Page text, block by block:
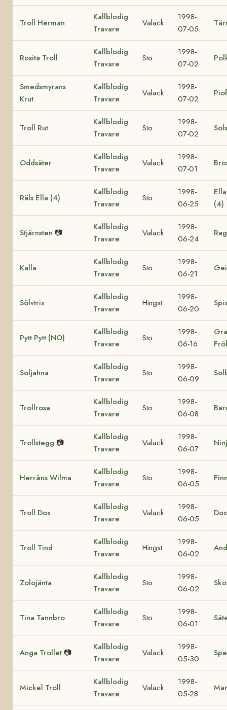
Troll Herman
Kallblodig
Travare
Valack
1998-
07-05
Rosita Troll
Kallblodig
Travare
Sto
1998-
07-02
Smedsmyrans
Krut
Kallblodig
Travare
Valack
1998-
07-02
Troll Rut
Kallblodig
Travare
Sto
1998-
07-02
Oddsäter
Kallblodig
Travare
Valack
1998-
07-01
Räls Ella (4)
Kallblodig
Travare
Sto
1998-
06-25
(4)
Stjärnsten 📷
Kallblodig
Travare
Valack
1998-
06-24
Kalla
Kallblodig
Travare
Sto
1998-
06-21
Sölvtrix
Kallblodig
Travare
Hingst
1998-
06-20
Pytt Pytt (NO)
Kallblodig
Travare
Sto
1998-
06-16
Soljahna
Kallblodig
Travare
Sto
1998-
06-09
Trollrosa
Kallblodig
Travare
Sto
1998-
06-08
Trollstegg 📷
Kallblodig
Travare
Valack
1998-
06-07
Herråns Wilma
Kallblodig
Travare
Sto
1998-
06-05
Troll Dox
Kallblodig
Travare
Valack
1998-
06-05
Troll Tind
Kallblodig
Travare
Hingst
1998-
06-02
Zolojänta
Kallblodig
Travare
Sto
1998-
06-02
Tina Tannbro
Kallblodig
Travare
Sto
1998-
06-01
Änga Trollet 📷
Kallblodig
Travare
Valack
1998-
05-30
Mickel Troll
Kallblodig
Travare
Valack
1998-
05-28